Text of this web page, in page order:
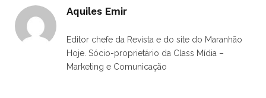
Aquiles Emir
Editor chefe da Revista e do site do Maranhão
Hoje. Sócio-proprietário da Class Mídia –
Marketing e Comunicação